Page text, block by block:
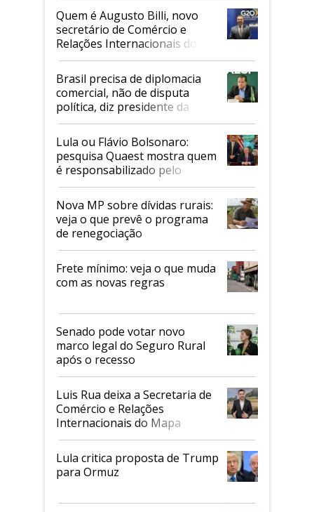
Quem é Augusto Billi, novo
secretário de Comércio e
Relações Internacionais do
Mapa
Brasil precisa de diplomacia
comercial, não de disputa
política, diz presidente da
Faesp
Lula ou Flávio Bolsonaro:
pesquisa Quaest mostra quem
é responsabilizado pelo
tarifaço dos EUA
Nova MP sobre dívidas rurais:
veja o que prevê o programa
de renegociação
Frete mínimo: veja o que muda
com as novas regras
Senado pode votar novo
marco legal do Seguro Rural
após o recesso
Luis Rua deixa a Secretaria de
Comércio e Relações
Internacionais do Mapa
Lula critica proposta de Trump
para Ormuz